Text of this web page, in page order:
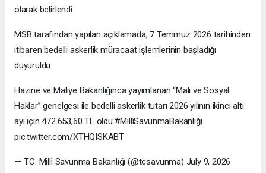
olarak belirlendi.
MSB tarafından yapılan açıklamada, 7 Temmuz 2026 tarihinden
itibaren bedelli askerlik müracaat işlemlerinin başladığı
duyuruldu.
Hazine ve Maliye Bakanlığınca yayımlanan “Mali ve Sosyal
Haklar” genelgesi ile bedelli askerlik tutarı 2026 yılının ikinci altı
ayı için 472.653,60 TL oldu.#MillîSavunmaBakanlığı
pic.twitter.com/XTHQISKABT
— T.C. Millî Savunma Bakanlığı (@tcsavunma) July 9, 2026